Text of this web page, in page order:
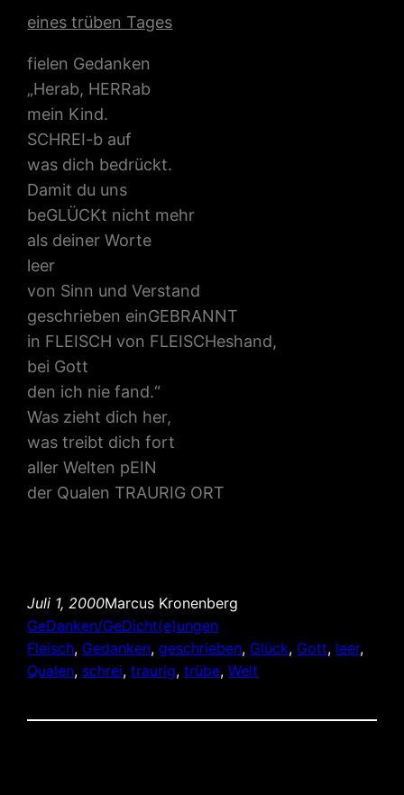
eines trüben Tages
fielen Gedanken
„Herab, HERRab
mein Kind.
SCHREI-b auf
was dich bedrückt.
Damit du uns
beGLÜCKt nicht mehr
als deiner Worte
leer
von Sinn und Verstand
geschrieben einGEBRANNT
in FLEISCH von FLEISCHeshand,
bei Gott
den ich nie fand.“
Was zieht dich her,
was treibt dich fort
aller Welten pEIN
der Qualen TRAURIG ORT
Juli 1, 2000Marcus Kronenberg
GeDanken/GeDicht(e)ungen
Fleisch, Gedanken, geschrieben, Glück, Gott, leer
Qualen, schrei, traurig, trübe, Welt